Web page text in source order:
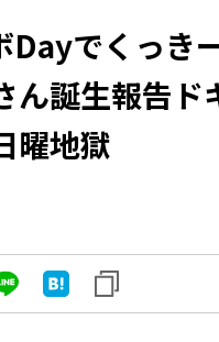
Dayでくっき
ん誕生報告ド
曜地獄